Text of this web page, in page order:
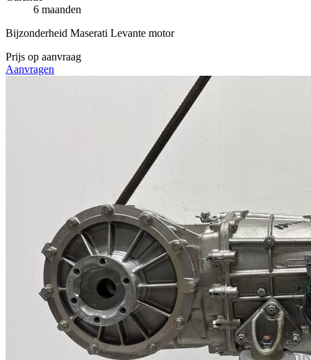
6 maanden
Bijzonderheid Maserati Levante motor
Prijs op aanvraag
Aanvragen